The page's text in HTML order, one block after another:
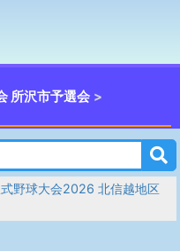
所沢市予選会
野球大会2026 北信越地区